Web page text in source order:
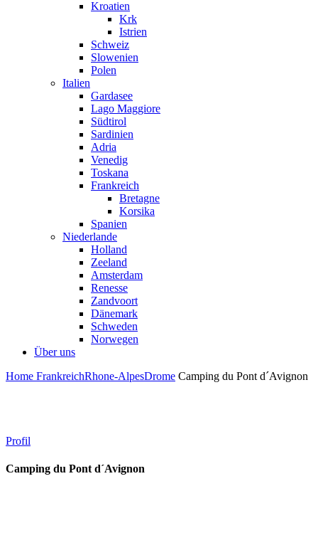
Kroatien
Krk
Istrien
Schweiz
Slowenien
Polen
Italien
Gardasee
Lago Maggiore
Südtirol
Sardinien
Adria
Venedig
Toskana
Frankreich
Bretagne
Korsika
Spanien
Niederlande
Holland
Zeeland
Amsterdam
Renesse
Zandvoort
Dänemark
Schweden
Norwegen
Über uns
Home FrankreichRhone-AlpesDrome Camping du Pont d´Avignon
Profil
Camping du Pont d´Avignon